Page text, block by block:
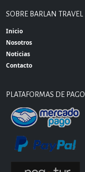
SOBRE BARLAN TRAVEL
Inicio
Nosotros
Noticias
Contacto
PLATAFORMAS DE PAGO